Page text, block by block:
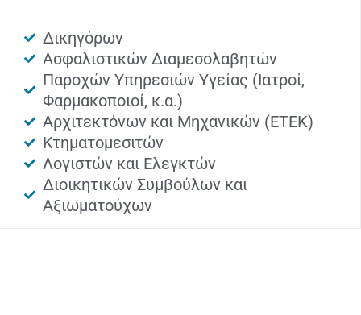
Δικηγόρων
Ασφαλιστικών Διαμεσολαβητών
Παροχών Υπηρεσιών Υγείας (Ιατροί,
Φαρμακοποιοί, κ.α.)
Αρχιτεκτόνων και Μηχανικών (ETEK)
Κτηματομεσιτών
Λογιστών και Ελεγκτών
Διοικητικών Συμβούλων και
Αξιωματούχων